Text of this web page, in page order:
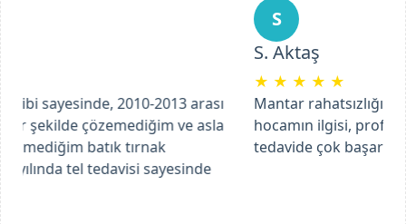
Mantar rahatsızlığımla ilgili başvurdum ve Ebru
hocamın ilgisi, profesyonel bir şekilde yaptığı
tedavide çok başarılı bir şekilde ilerliyoruz.